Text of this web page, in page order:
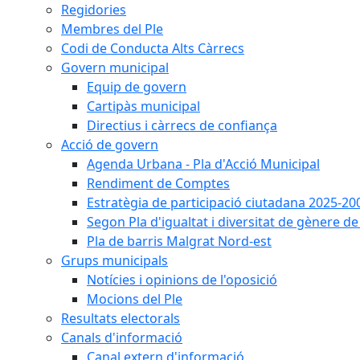
Regidories
Membres del Ple
Codi de Conducta Alts Càrrecs
Govern municipal
Equip de govern
Cartipàs municipal
Directius i càrrecs de confiança
Acció de govern
Agenda Urbana - Pla d'Acció Municipal
Rendiment de Comptes
Estratègia de participació ciutadana 2025-
Segon Pla d'igualtat i diversitat de gènere
Pla de barris Malgrat Nord-est
Grups municipals
Notícies i opinions de l'oposició
Mocions del Ple
Resultats electorals
Canals d'informació